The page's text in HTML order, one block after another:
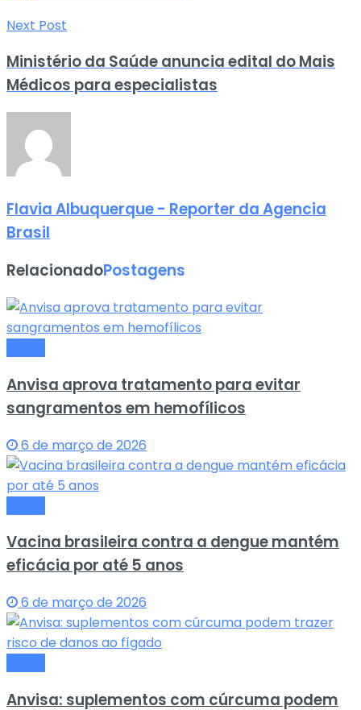
Next Post
Ministério da Saúde anuncia edital do Mais
Médicos para especialistas
Flavia Albuquerque - Reporter da Agencia
Brasil
RelacionadoPostagens
Anvisa aprova tratamento para evitar
sangramentos em hemofílicos
6 de março de 2026
Vacina brasileira contra a dengue mantém
eficácia por até 5 anos
6 de março de 2026
Anvisa: suplementos com cúrcuma podem